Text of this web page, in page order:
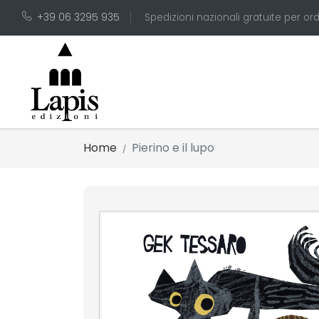
+39 06 3295 935 Spedizioni nazionali gratuite per
Home Pierino e il lupo